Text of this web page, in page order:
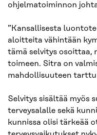
ohjelmatoiminnon
”Kansallisesta
aloitteita vähintään
tämä selvitys osoittaa,
toimeen. Sitra on
mahdollisuuteen
Selvitys sisältää myös
terveysalalle sekä
kunnissa olisi tärkeää